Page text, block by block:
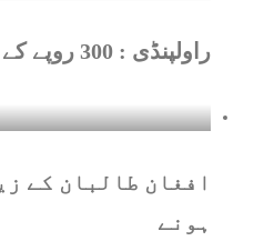
راولپنڈی : 300 روپے کے تنازع پر نوجوان
افغان طالبان کے
ہونے